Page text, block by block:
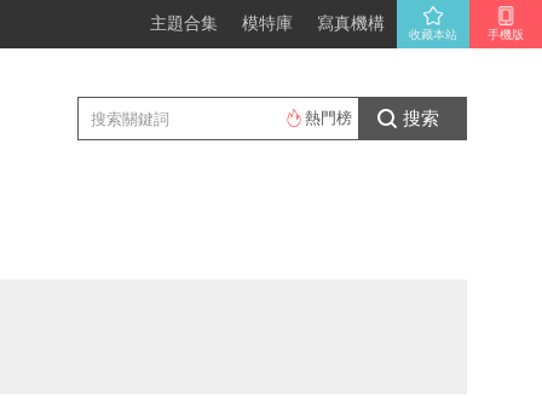
手機版
主題合集 模特庫 寫真機構
收藏本站
搜索
熱門榜